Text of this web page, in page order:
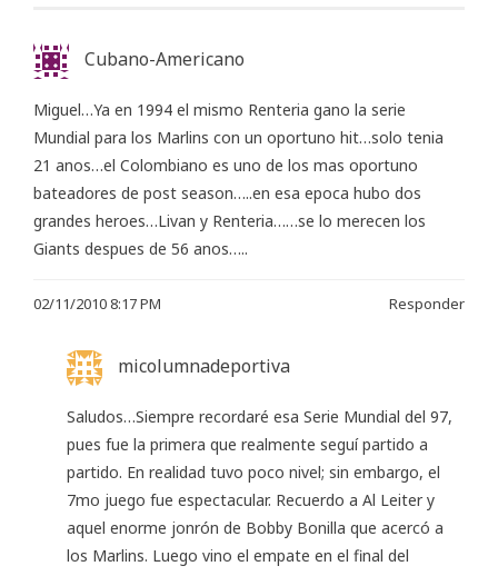
Cubano-Americano
Miguel…Ya en 1994 el mismo Renteria gano la serie
Mundial para los Marlins con un oportuno hit…solo tenia
21 anos…el Colombiano es uno de los mas oportuno
bateadores de post season…..en esa epoca hubo dos
grandes heroes…Livan y Renteria……se lo merecen los
Giants despues de 56 anos…..
02/11/2010 8:17 PM Responder
micolumnadeportiva
Saludos…Siempre recordaré esa Serie Mundial del 97,
pues fue la primera que realmente seguí partido a
partido. En realidad tuvo poco nivel; sin embargo, el
7mo juego fue espectacular. Recuerdo a Al Leiter y
aquel enorme jonrón de Bobby Bonilla que acercó a
los Marlins. Luego vino el empate en el final del